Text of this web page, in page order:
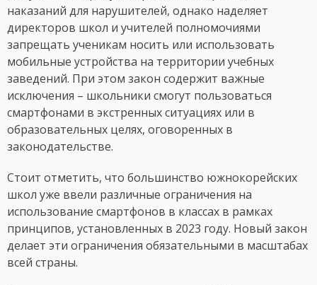
наказаний для нарушителей, однако наделяет
директоров школ и учителей полномочиями
запрещать ученикам носить или использовать
мобильные устройства на территории учебных
заведений. При этом закон содержит важные
исключения – школьники смогут пользоваться
смартфонами в экстренных ситуациях или в
образовательных целях, оговоренных в
законодательстве.
Стоит отметить, что большинство южнокорейских
школ уже ввели различные ограничения на
использование смартфонов в классах в рамках
принципов, установленных в 2023 году. Новый закон
делает эти ограничения обязательными в масштабах
всей страны.